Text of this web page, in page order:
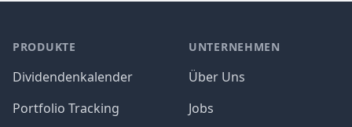
PRODUKTE
Dividendenkalender
Portfolio Tracking
UNTERNEHMEN
Über Uns
Jobs